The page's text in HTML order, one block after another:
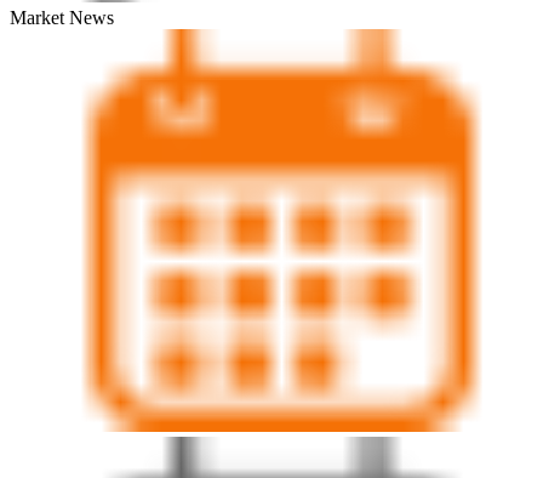
Market News